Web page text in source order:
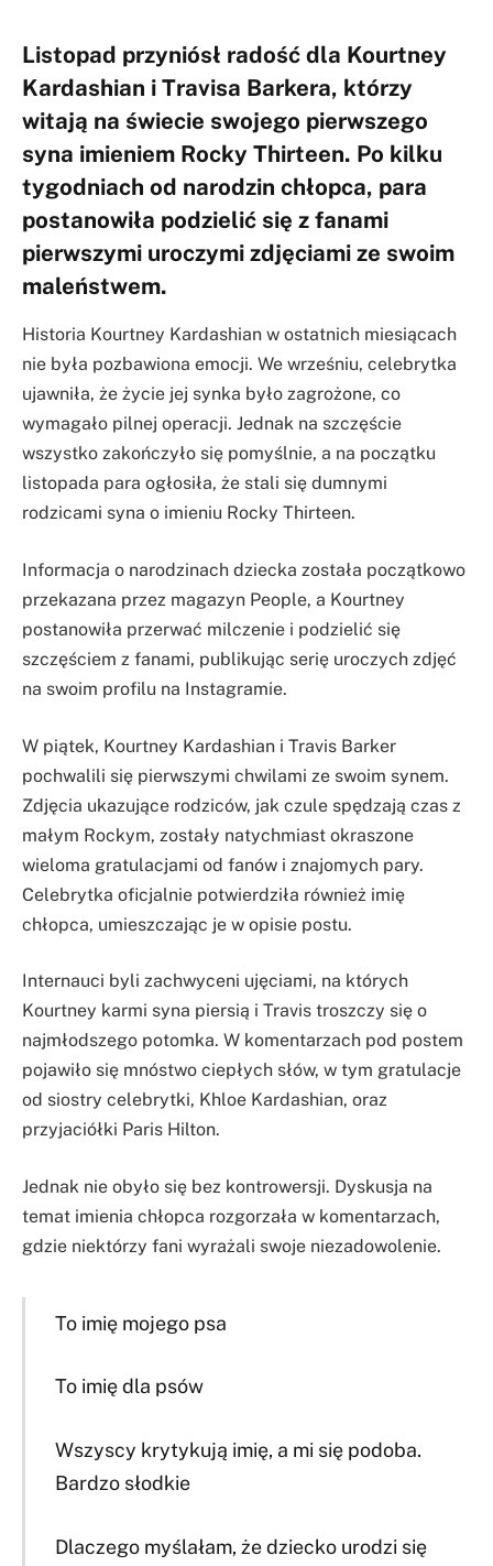
Listopad przyniósł radość dla Kourtney
Kardashian i Travisa Barkera, którzy
witają na świecie swojego pierwszego
syna imieniem Rocky Thirteen. Po kilku
tygodniach od narodzin chłopca, para
postanowiła podzielić się z fanami
pierwszymi uroczymi zdjęciami ze swoim
maleństwem.
Historia Kourtney Kardashian w ostatnich miesiącach
nie była pozbawiona emocji. We wrześniu, celebrytka
ujawniła, że życie jej synka było zagrożone, co
wymagało pilnej operacji. Jednak na szczęście
wszystko zakończyło się pomyślnie, a na początku
listopada para ogłosiła, że stali się dumnymi
rodzicami syna o imieniu Rocky Thirteen.
Informacja o narodzinach dziecka została początkowo
przekazana przez magazyn People, a Kourtney
postanowiła przerwać milczenie i podzielić się
szczęściem z fanami, publikując serię uroczych zdjęć
na swoim profilu na Instagramie.
W piątek, Kourtney Kardashian i Travis Barker
pochwalili się pierwszymi chwilami ze swoim synem.
Zdjęcia ukazujące rodziców, jak czule spędzają czas z
małym Rockym, zostały natychmiast okraszone
wieloma gratulacjami od fanów i znajomych pary.
Celebrytka oficjalnie potwierdziła również imię
chłopca, umieszczając je w opisie postu.
Internauci byli zachwyceni ujęciami, na których
Kourtney karmi syna piersią i Travis troszczy się o
najmłodszego potomka. W komentarzach pod postem
pojawiło się mnóstwo ciepłych słów, w tym gratulacje
od siostry celebrytki, Khloe Kardashian, oraz
przyjaciółki Paris Hilton.
Jednak nie obyło się bez kontrowersji. Dyskusja na
temat imienia chłopca rozgorzała w komentarzach,
gdzie niektórzy fani wyrażali swoje niezadowolenie.
To imię mojego psa
To imię dla psów
Wszyscy krytykują imię, a mi się podoba.
Bardzo słodkie
Dlaczego myślałam, że dziecko urodzi się